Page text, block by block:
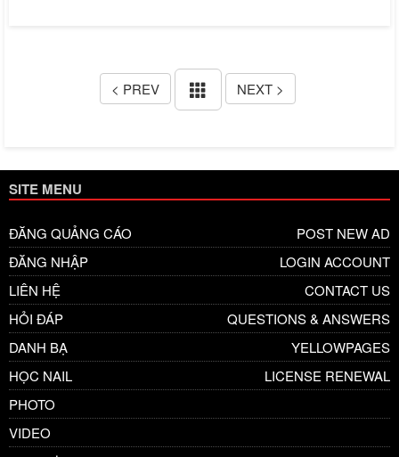
< PREV NEXT >
SITE MENU
ĐĂNG QUẢNG CÁO
POST NEW AD
ĐĂNG NHẬP
LOGIN ACCOUNT
LIÊN HỆ
CONTACT US
HỎI ĐÁP
QUESTIONS & ANSWERS
DANH BẠ
YELLOWPAGES
HỌC NAIL
LICENSE RENEWAL
PHOTO
VIDEO